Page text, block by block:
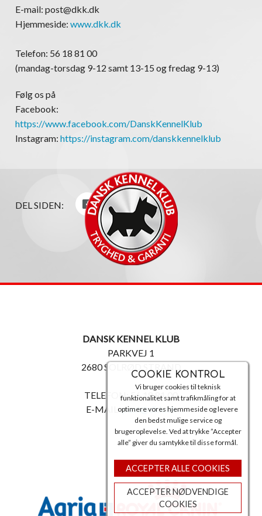
COOKIE KONTROL
Vi bruger cookies til teknisk
funktionalitet samt trafikmåling for at
optimere vores hjemmeside og levere
den bedst mulige service og
brugeroplevelse. Ved at trykke ”Accepter
alle” giver du samtykke til disse formål.
ACCEPTER ALLE COOKIES
ACCEPTER NØDVENDIGE
COOKIES
E-mail: post@dkk.dk
Hjemmeside: www.dkk.dk
Telefon: 56 18 81 00
(mandag-torsdag 9-12 samt 13-15 og fredag 9-13)
Følg os på
Facebook:
https://www.facebook.com/DanskKennelKlub
Instagram: https://instagram.com/danskkennelklub
DEL SIDEN:
DANSK KENNEL KLUB
PARKVEJ 1
2680 SOLRØD STRAND
TELEFON: 56 18 81 00
E-MAIL:post@dkk.dk